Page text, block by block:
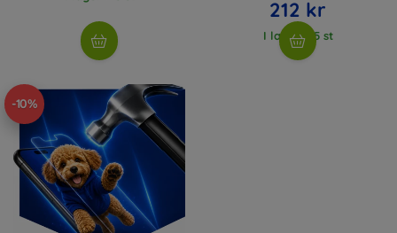
212 kr
I lager > 5 st
-10%